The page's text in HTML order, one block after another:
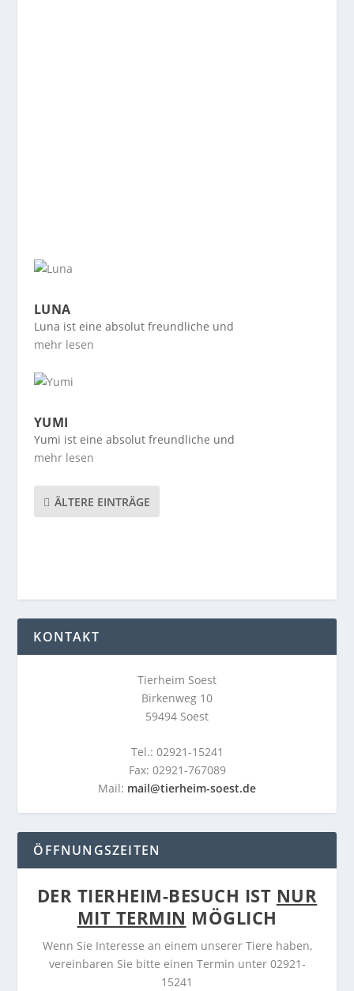
LUNA
Luna ist eine absolut freundliche und
mehr lesen
YUMI
Yumi ist eine absolut freundliche und
mehr lesen
ÄLTERE EINTRÄGE
KONTAKT
Tierheim Soest
Birkenweg 10
59494 Soest
Tel.: 02921-15241
Fax: 02921-767089
Mail: mail@tierheim-soest.de
ÖFFNUNGSZEITEN
DER TIERHEIM-BESUCH IST NUR
MIT TERMIN MÖGLICH
Wenn Sie Interesse an einem unserer Tiere haben,
vereinbaren Sie bitte einen Termin unter 02921-
15241